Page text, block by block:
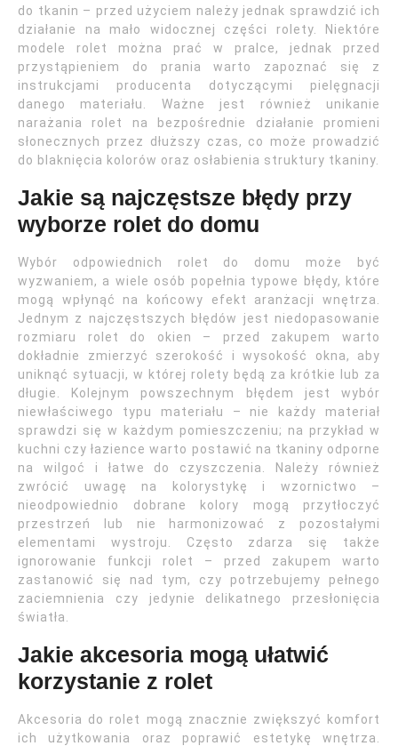
do tkanin – przed użyciem należy jednak sprawdzić ich
działanie na mało widocznej części rolety. Niektóre
modele rolet można prać w pralce, jednak przed
przystąpieniem do prania warto zapoznać się z
instrukcjami producenta dotyczącymi pielęgnacji
danego materiału. Ważne jest również unikanie
narażania rolet na bezpośrednie działanie promieni
słonecznych przez dłuższy czas, co może prowadzić
do blaknięcia kolorów oraz osłabienia struktury tkaniny.
Jakie są najczęstsze błędy przy
wyborze rolet do domu
Wybór odpowiednich rolet do domu może być
wyzwaniem, a wiele osób popełnia typowe błędy, które
mogą wpłynąć na końcowy efekt aranżacji wnętrza.
Jednym z najczęstszych błędów jest niedopasowanie
rozmiaru rolet do okien – przed zakupem warto
dokładnie zmierzyć szerokość i wysokość okna, aby
uniknąć sytuacji, w której rolety będą za krótkie lub za
długie. Kolejnym powszechnym błędem jest wybór
niewłaściwego typu materiału – nie każdy materiał
sprawdzi się w każdym pomieszczeniu; na przykład w
kuchni czy łazience warto postawić na tkaniny odporne
na wilgoć i łatwe do czyszczenia. Należy również
zwrócić uwagę na kolorystykę i wzornictwo –
nieodpowiednio dobrane kolory mogą przytłoczyć
przestrzeń lub nie harmonizować z pozostałymi
elementami wystroju. Często zdarza się także
ignorowanie funkcji rolet – przed zakupem warto
zastanowić się nad tym, czy potrzebujemy pełnego
zaciemnienia czy jedynie delikatnego przesłonięcia
światła.
Jakie akcesoria mogą ułatwić
korzystanie z rolet
Akcesoria do rolet mogą znacznie zwiększyć komfort
ich użytkowania oraz poprawić estetykę wnętrza.